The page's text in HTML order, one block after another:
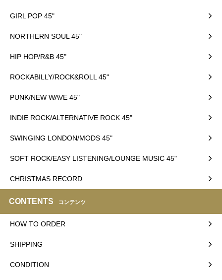
GIRL POP 45"
NORTHERN SOUL 45"
HIP HOP/R&B 45"
ROCKABILLY/ROCK&ROLL 45"
PUNK/NEW WAVE 45"
INDIE ROCK/ALTERNATIVE ROCK 45"
SWINGING LONDON/MODS 45"
SOFT ROCK/EASY LISTENING/LOUNGE MUSIC 45"
CHRISTMAS RECORD
CONTENTS コンテンツ
HOW TO ORDER
SHIPPING
CONDITION